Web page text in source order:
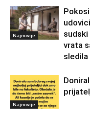
Najnovije
vrata
sledila
Najnovije